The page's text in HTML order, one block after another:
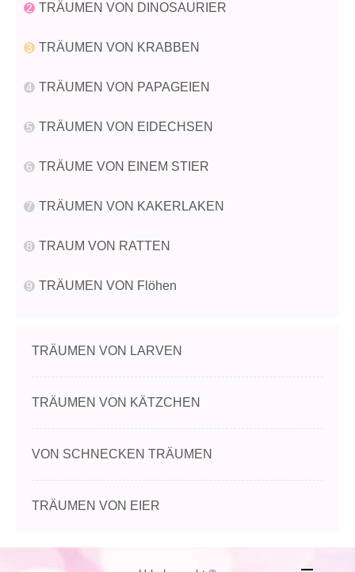
TRÄUMEN VON DINOSAURIER
TRÄUMEN VON KRABBEN
TRÄUMEN VON PAPAGEIEN
TRÄUMEN VON EIDECHSEN
TRÄUME VON EINEM STIER
TRÄUMEN VON KAKERLAKEN
TRAUM VON RATTEN
TRÄUMEN VON Flöhen
TRÄUMEN VON LARVEN
TRÄUMEN VON KÄTZCHEN
VON SCHNECKEN TRÄUMEN
TRÄUMEN VON EIER